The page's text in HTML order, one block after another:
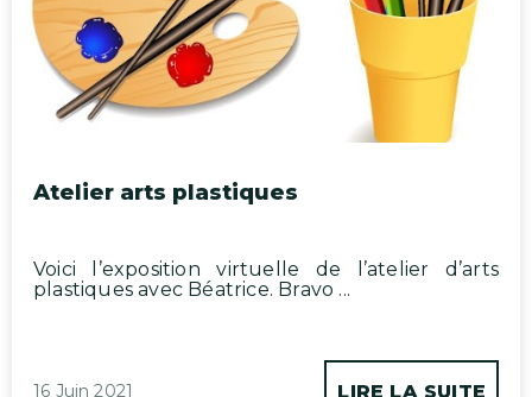
Atelier arts plastiques
Voici l’exposition virtuelle de l’atelier d’arts
plastiques avec Béatrice. Bravo ...
16 Juin 2021 LIRE LA SUITE